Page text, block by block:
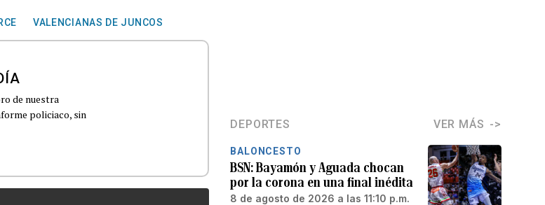
VALENCIANAS DE JUNCOS
de nuestra
policiaco, sin
DEPORTES VER MÁS
BALONCESTO
BSN: Bayamón y Aguada chocan
por la corona en una final inédita
8 de agosto de 2026 a las 11:10 p.m.